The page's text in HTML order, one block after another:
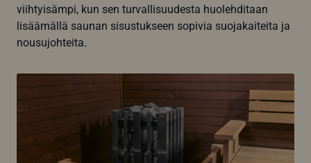
viihtyisämpi, kun sen turvallisuudesta huolehditaan
lisäämällä saunan sisustukseen sopivia suojakaiteita ja
nousujohteita.